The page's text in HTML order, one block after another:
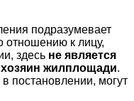
подразумевает
отношению к лицу,
здесь не является
жилплощади.
постановлении, могут